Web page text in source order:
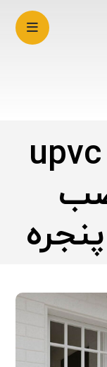
قیمت پنجره upvc